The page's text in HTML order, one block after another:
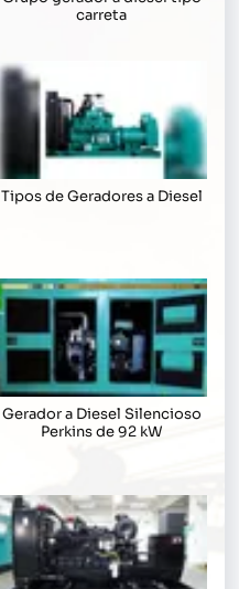
carreta
Tipos de Geradores a Diesel
Gerador a Diesel Silencioso
Perkins de 92 kW